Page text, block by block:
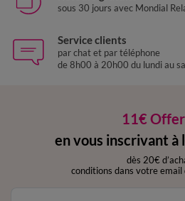
sous 30 jours avec Mondial
Service clients
par chat et par téléphone
de 8h00 à 20h00 du lundi au
11€
en vous inscrivant
dès 20€
conditions dans votre